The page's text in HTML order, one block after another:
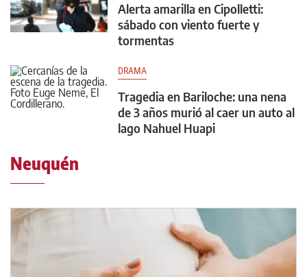
Alerta amarilla en Cipolletti:
sábado con viento fuerte y
tormentas
DRAMA
Tragedia en Bariloche: una nena
de 3 años murió al caer un auto al
lago Nahuel Huapi
Neuquén